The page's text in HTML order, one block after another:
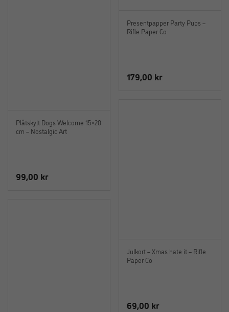
Presentpapper Party Pups –
Rifle Paper Co
179,00 kr
Plåtskylt Dogs Welcome 15×20
cm – Nostalgic Art
99,00 kr
Julkort – Xmas hate it – Rifle
Paper Co
69,00 kr